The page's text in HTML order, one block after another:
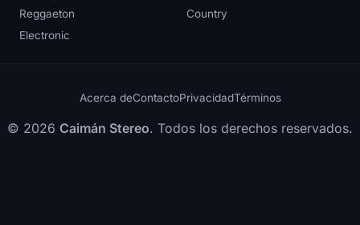
Reggaeton
Country
Electronic
Acerca deContactoPrivacidadTérminos
© 2026 Caimán Stereo. Todos los derechos reservados.